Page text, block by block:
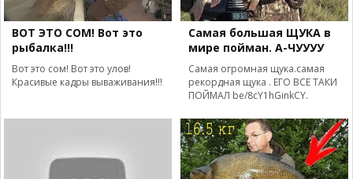
ВОТ ЭТО СОМ! Вот это
рыбалка!!!
Вот это сом! Вот это улов!
Красивые кадры вываживания!!!
Самая большая ЩУКА в
мире пойман. А-ЧУУУУ
Самая огромная щука.самая
рекордная щука . ЕГО ВСЕ ТАКИ
ПОЙМАЛ be/8cY1hGinkCY.